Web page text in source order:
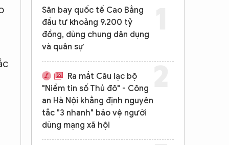
Sân bay quốc tế Cao Bằng
đầu tư khoảng 9.200 tỷ
đồng, dùng chung dân dụng
và quân sự
Ra mắt Câu lạc bộ
"Niềm tin số Thủ đô" - Công
an Hà Nội khẳng định nguyên
tắc "3 nhanh" bảo vệ người
dùng mạng xã hội